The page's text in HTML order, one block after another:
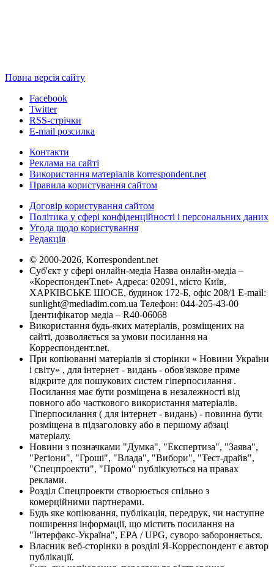
Повна версія сайту
Facebook
Twitter
RSS-стрічки
E-mail розсилка
Контакти
Реклама на сайті
Використання матеріалів korrespondent.net
Правила користування сайтом
Договір користування сайтом
Політика у сфері конфіденційності і персональних даних
Угода щодо користування
Редакція
© 2000-2026, Korrespondent.net
Суб'єкт у сфері онлайн-медіа Назва онлайн-медіа –
«КореспонденТ.net» Адреса: 02091, місто Київ,
ХАРКІВСЬКЕ ШОСЕ, будинок 172-Б, офіс 208/1 E-mail:
sunlight@mediadim.com.ua Телефон: 044-205-43-00
Ідентифікатор медіа – R40-06068
Використання будь-яких матеріалів, розміщених на
сайті, дозволяється за умови посилання на
Корреспондент.net.
При копіюванні матеріалів зі сторінки « Новини України
і світу» , для інтернет - видань - обов'язкове пряме
відкрите для пошукових систем гіперпосилання .
Посилання має бути розміщена в незалежності від
повного або часткового використання матеріалів.
Гіперпосилання ( для інтернет - видань) - повинна бути
розміщена в підзаголовку або в першому абзаці
матеріалу.
Новини з позначками "Думка", "Експертиза", "Заява",
"Регіони", "Гроші", "Влада", "Вибори", "Тест-драйв",
"Спецпроекти", "Промо" публікуються на правах
реклами.
Розділ Спецпроекти створюється спільно з
комерційними партнерами.
Будь яке копіювання, публікація, передрук, чи наступне
поширення інформації, що містить посилання на
"Інтерфакс-Україна", EPA / UPG, суворо забороняється.
Власник веб-сторінки в розділі Я-Корреспондент є автор
публікації.